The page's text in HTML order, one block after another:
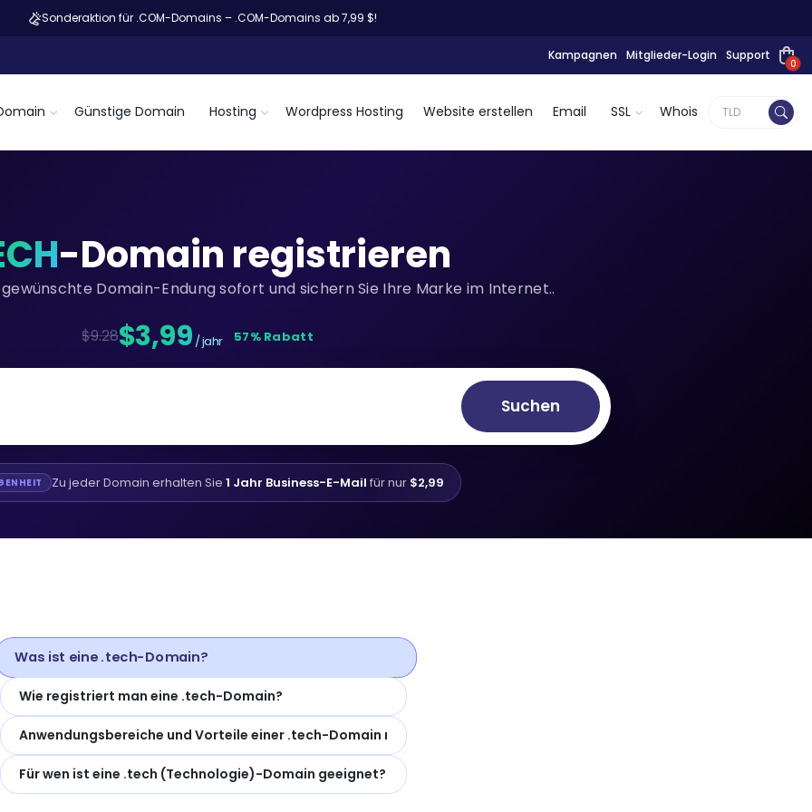
Sonderaktion für .COM-Domains – .COM-Domains ab 7,99 $!
Kampagnen Mitglieder-Login Support
0
Günstige Domain Hosting Wordpress Hosting Website erstellen Email SSL Whois
-Domain registrieren
Domain-Endung sofort und sichern Sie Ihre Marke im Internet..
$9.28$3,99 / jahr 57% Rabatt
Suchen
Zu jeder Domain erhalten Sie 1 Jahr Business-E-Mail für nur $2,99
Was ist eine .tech-Domain?
Wie registriert man eine .tech-Domain?
Anwendungsbereiche und Vorteile einer .tech-Domain ı
Für wen ist eine .tech (Technologie)-Domain geeignet?